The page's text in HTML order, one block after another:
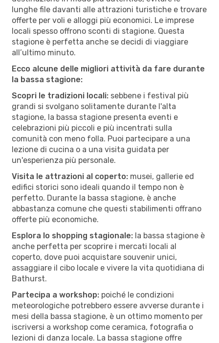
lunghe file davanti alle attrazioni turistiche e trovare
offerte per voli e alloggi più economici. Le imprese
locali spesso offrono sconti di stagione. Questa
stagione è perfetta anche se decidi di viaggiare
all’ultimo minuto.
Ecco alcune delle migliori attività da fare durante
la bassa stagione:
Scopri le tradizioni locali: sebbene i festival più
grandi si svolgano solitamente durante l'alta
stagione, la bassa stagione presenta eventi e
celebrazioni più piccoli e più incentrati sulla
comunità con meno folla. Puoi partecipare a una
lezione di cucina o a una visita guidata per
un'esperienza più personale.
Visita le attrazioni al coperto: musei, gallerie ed
edifici storici sono ideali quando il tempo non è
perfetto. Durante la bassa stagione, è anche
abbastanza comune che questi stabilimenti offrano
offerte più economiche.
Esplora lo shopping stagionale: la bassa stagione è
anche perfetta per scoprire i mercati locali al
coperto, dove puoi acquistare souvenir unici,
assaggiare il cibo locale e vivere la vita quotidiana di
Bathurst.
Partecipa a workshop: poiché le condizioni
meteorologiche potrebbero essere avverse durante i
mesi della bassa stagione, è un ottimo momento per
iscriversi a workshop come ceramica, fotografia o
lezioni di danza locale. La bassa stagione offre